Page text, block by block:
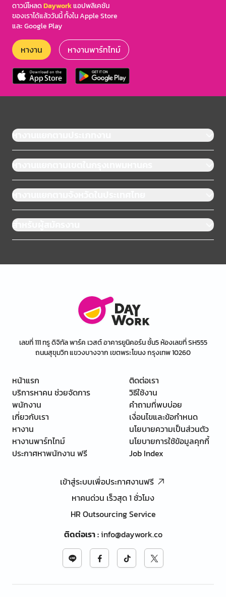
ดาวน์โหลดDayworkแอปพลิเคชัน
ของเราได้แล้ววันนี้ ทั้งใน Apple Store
และ Google Play
หางาน หางานพาร์ทไทม์
หางานแยกตามประเภทงาน
หางานแยกตามเขตในกรุงเทพมหานคร
หางานแยกตามจังหวัดในประเทศไทย
สำหรับผู้สมัครงาน
เลขที่ 111 ทรู ดิจิทัล พาร์ค เวสต์ อาคารยูนิคอร์น ชั้น5 ห้องเลขที่ SH555
ถนนสุขุมวิท แขวงบางจาก เขตพระโขนง กรุงเทพ 10260
หน้าแรก
บริการหาคน ช่วยจัดการ
พนักงาน
เกี่ยวกับเรา
หางาน
หางานพาร์ทไทม์
ประกาศหาพนักงาน ฟรี
ติดต่อเรา
วิธีใช้งาน
คำถามที่พบบ่อย
เงื่อนไขและข้อกำหนด
นโยบายความเป็นส่วนตัว
นโยบายการใช้ข้อมูลคุกกี้
Job Index
เข้าสู่ระบบเพื่อประกาศงานฟรี
หาคนด่วน เร็วสุด 1 ชั่วโมง
HR Outsourcing Service
ติดต่อเรา:info@daywork.co